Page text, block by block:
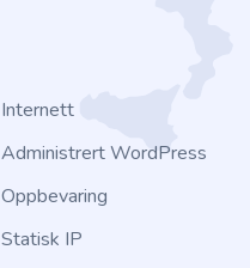
Internett
Administrert WordPress
Oppbevaring
Statisk IP